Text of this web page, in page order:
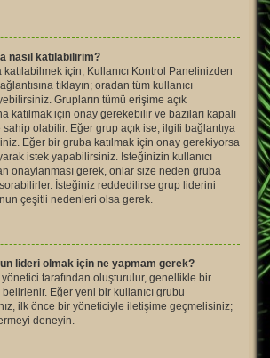
nasıl katılabilirim?
katılabilmek için, Kullanıcı Kontrol Panelinizden
tıklayın; oradan tüm kullanıcı
Grupların tümü erişime açık
katılmak için onay gerekebilir ve bazıları kapalı
olabilir. Eğer grup açık ise, ilgili bağlantıya
Eğer bir gruba katılmak için onay gerekiyorsa
istek yapabilirsiniz. İsteğinizin kullanıcı
onaylanması gerek, onlar size neden gruba
İsteğiniz reddedilirse grup liderini
çeşitli nedenleri olsa gerek.
lideri olmak için ne yapmam gerek?
yönetici tarafından oluşturulur, genellikle bir
belirlenir. Eğer yeni bir kullanıcı grubu
ilk önce bir yöneticiyle iletişime geçmelisiniz;
deneyin.